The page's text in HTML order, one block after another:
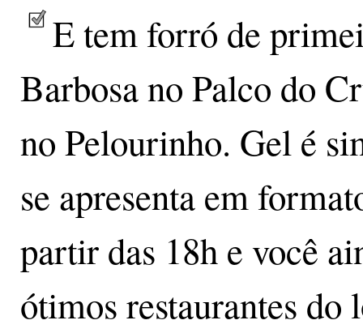
E tem forró de
Barbosa no Palco do
no Pelourinho. Gel é
se apresenta em
partir das 18h e você
ótimos restaurantes